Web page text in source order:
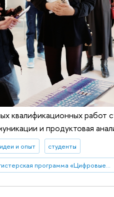
квалификационных работ
и продуктовая
идеи и опыт студенты
Магистерская программа «Цифровые коммуникации и продуктовая аналитика»